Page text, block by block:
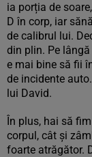
ia porția de
D în corp, iar
de calibrul lui.
din plin. Pe
e mai bine să fii
de incidente
lui David.
În plus, hai să
corpul, cât și
foarte atrăgător.